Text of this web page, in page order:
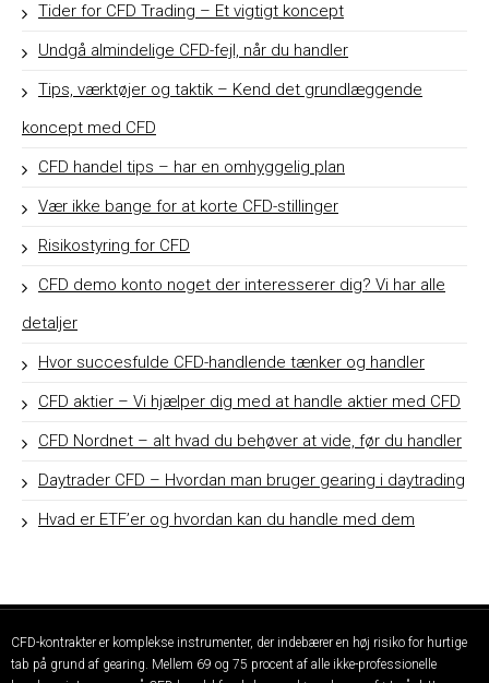
Tider for CFD Trading – Et vigtigt koncept
Undgå almindelige CFD-fejl, når du handler
Tips, værktøjer og taktik – Kend det grundlæggende
koncept med CFD
CFD handel tips – har en omhyggelig plan
Vær ikke bange for at korte CFD-stillinger
Risikostyring for CFD
CFD demo konto noget der interesserer dig? Vi har alle
detaljer
Hvor succesfulde CFD-handlende tænker og handler
CFD aktier – Vi hjælper dig med at handle aktier med CFD
CFD Nordnet – alt hvad du behøver at vide, før du handler
Daytrader CFD – Hvordan man bruger gearing i daytrading
Hvad er ETF’er og hvordan kan du handle med dem
CFD-kontrakter er komplekse instrumenter, der indebærer en høj risiko for hurtige
tab på grund af gearing. Mellem 69 og 75 procent af alle ikke-professionelle